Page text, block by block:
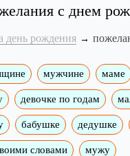
с днем
день рождения
мужчине маме
девочке по годам
бабушке дедушке
словами мужу